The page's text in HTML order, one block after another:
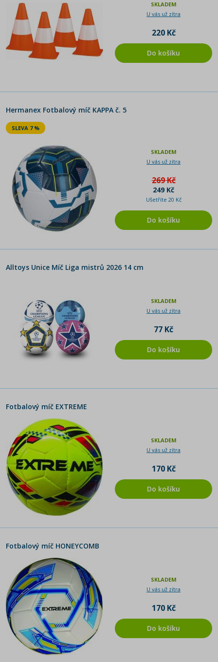
SKLADEM
U vás už zítra
220 Kč
Do košíku
Hermanex Fotbalový míč KAPPA č. 5
SLEVA 7 %
SKLADEM
U vás už zítra
269 Kč
249 Kč
Ušetříte 20 Kč
Do košíku
Alltoys Unice Míč Liga mistrů 2026 14 cm
SKLADEM
U vás už zítra
77 Kč
Do košíku
Fotbalový míč EXTREME
SKLADEM
U vás už zítra
170 Kč
Do košíku
Fotbalový míč HONEYCOMB
SKLADEM
U vás už zítra
170 Kč
Do košíku